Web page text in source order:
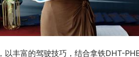
以丰富的驾驶技巧，结合拿铁DHT-